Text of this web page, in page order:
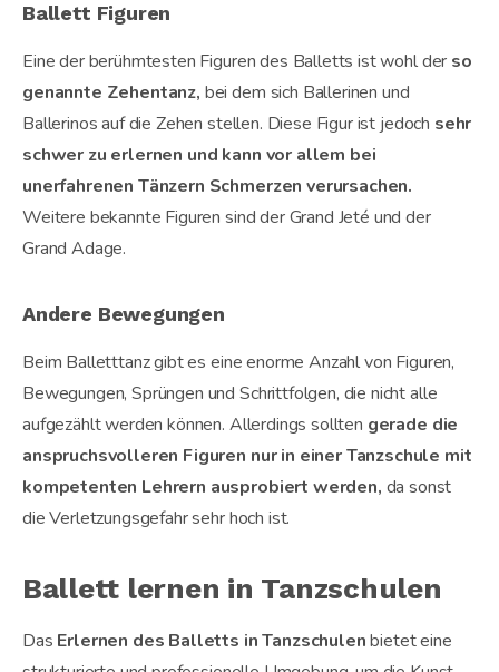
Ballett Figuren
Eine der berühmtesten Figuren des Balletts ist wohl der so
genannte Zehentanz, bei dem sich Ballerinen und
Ballerinos auf die Zehen stellen. Diese Figur ist jedoch sehr
schwer zu erlernen und kann vor allem bei
unerfahrenen Tänzern Schmerzen verursachen.
Weitere bekannte Figuren sind der Grand Jeté und der
Grand Adage.
Andere Bewegungen
Beim Balletttanz gibt es eine enorme Anzahl von Figuren,
Bewegungen, Sprüngen und Schrittfolgen, die nicht alle
aufgezählt werden können. Allerdings sollten gerade die
anspruchsvolleren Figuren nur in einer Tanzschule mit
kompetenten Lehrern ausprobiert werden, da sonst
die Verletzungsgefahr sehr hoch ist.
Ballett lernen in Tanzschulen
Das Erlernen des Balletts in Tanzschulenbietet eine